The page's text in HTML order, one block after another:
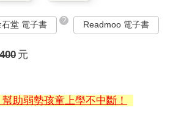
石堂 電子書 ? Readmoo 電子書
400 元
助弱勢孩童上學不中斷！